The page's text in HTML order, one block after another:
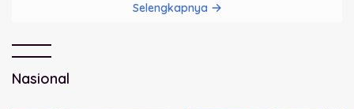
Selengkapnya
Nasional